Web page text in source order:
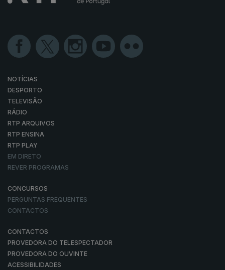
NOTÍCIAS
DESPORTO
TELEVISÃO
RÁDIO
RTP ARQUIVOS
RTP ENSINA
RTP PLAY
EM DIRETO
REVER PROGRAMAS
CONCURSOS
PERGUNTAS FREQUENTES
CONTACTOS
CONTACTOS
PROVEDORA DO TELESPECTADOR
PROVEDORA DO OUVINTE
ACESSIBILIDADES